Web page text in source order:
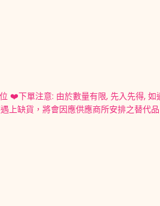
❤️下單注意: 由於數量有限, 先入先得, 如
缺貨，將會因應供應商所安排之替代品